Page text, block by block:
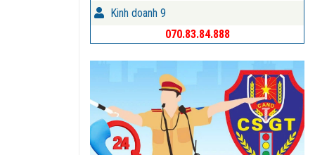
Kinh doanh 9
070.83.84.888